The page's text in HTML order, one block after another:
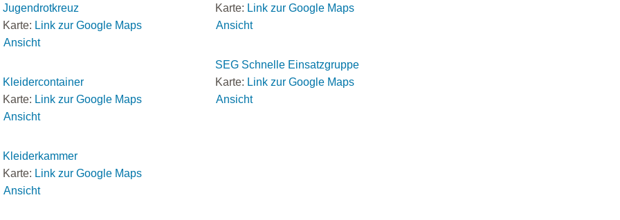
Jugendrotkreuz
Karte: Link zur Google Maps
Ansicht
Kleidercontainer
Karte: Link zur Google Maps
Ansicht
Kleiderkammer
Karte: Link zur Google Maps
Ansicht
Karte: Link zur Google Maps
Ansicht
SEG Schnelle Einsatzgruppe
Karte: Link zur Google Maps
Ansicht